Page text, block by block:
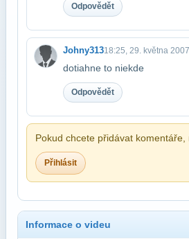
Odpovědět
Johny31318:25, 29. května 2007
dotiahne to niekde
Odpovědět
Pokud chcete přidávat komentáře,
Přihlásit
Informace o videu